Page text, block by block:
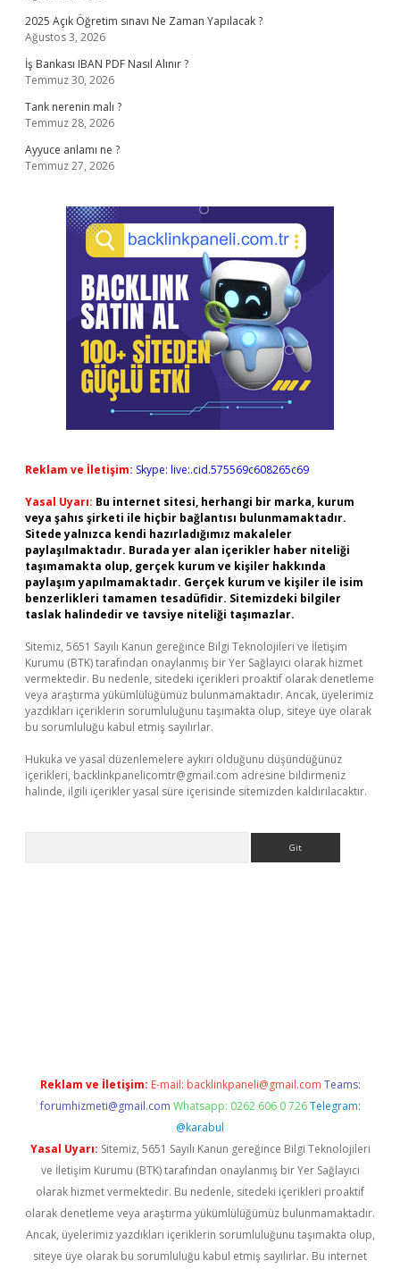
2025 Açık Öğretim sınavı Ne Zaman Yapılacak ?
Ağustos 3, 2026
İş Bankası IBAN PDF Nasıl Alınır ?
Temmuz 30, 2026
Tank nerenin malı ?
Temmuz 28, 2026
Ayyuce anlamı ne ?
Temmuz 27, 2026
Reklam ve İletişim: Skype: live:.cid.575569c608265c69
Yasal Uyarı: Bu internet sitesi, herhangi bir marka, kurum
veya şahıs şirketi ile hiçbir bağlantısı bulunmamaktadır.
Sitede yalnızca kendi hazırladığımız makaleler
paylaşılmaktadır. Burada yer alan içerikler haber niteliği
taşımamakta olup, gerçek kurum ve kişiler hakkında
paylaşım yapılmamaktadır. Gerçek kurum ve kişiler ile isim
benzerlikleri tamamen tesadüfidir. Sitemizdeki bilgiler
taslak halindedir ve tavsiye niteliği taşımazlar.
Sitemiz, 5651 Sayılı Kanun gereğince Bilgi Teknolojileri ve İletişim
Kurumu (BTK) tarafından onaylanmış bir Yer Sağlayıcı olarak hizmet
vermektedir. Bu nedenle, sitedeki içerikleri proaktif olarak denetleme
veya araştırma yükümlülüğümüz bulunmamaktadır. Ancak, üyelerimiz
yazdıkları içeriklerin sorumluluğunu taşımakta olup, siteye üye olarak
bu sorumluluğu kabul etmiş sayılırlar.
Hukuka ve yasal düzenlemelere aykırı olduğunu düşündüğünüz
içerikleri, backlinkpanelicomtr@gmail.com adresine bildirmeniz
halinde, ilgili içerikler yasal süre içerisinde sitemizden kaldırılacaktır.
Reklam ve İletişim: E-mail: backlinkpaneli@gmail.com Teams:
forumhizmeti@gmail.com Whatsapp: 0262 606 0 726 Telegram:
@karabul
Yasal Uyarı: Sitemiz, 5651 Sayılı Kanun gereğince Bilgi Teknolojileri
ve İletişim Kurumu (BTK) tarafından onaylanmış bir Yer Sağlayıcı
olarak hizmet vermektedir. Bu nedenle, sitedeki içerikleri proaktif
olarak denetleme veya araştırma yükümlülüğümüz bulunmamaktadır.
Ancak, üyelerimiz yazdıkları içeriklerin sorumluluğunu taşımakta olup,
siteye üye olarak bu sorumluluğu kabul etmiş sayılırlar. Bu internet